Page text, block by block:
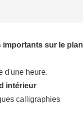
sur le plan
d'une heure.
intérieur
calligraphies